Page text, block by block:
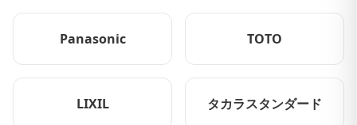
Panasonic TOTO
LIXIL タカラスタンダード